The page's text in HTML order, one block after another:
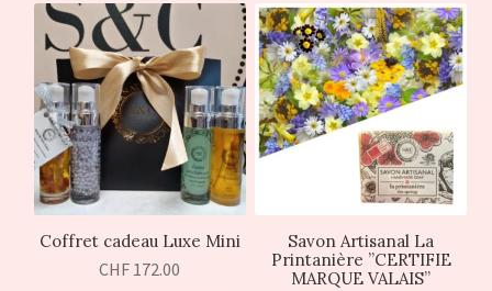
Coffret cadeau Luxe Mini
CHF 172.00
Savon Artisanal La
Printanière ”CERTIFIE
MARQUE VALAIS”